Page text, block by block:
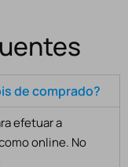
de comprado?
efetuar a
online. No